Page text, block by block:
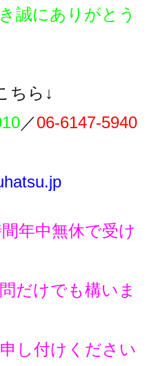
誠にありがとう
ちら↓
／06-6147-5940
年中無休で受け
だけでも構いま
し付けください